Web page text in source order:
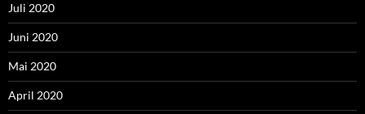
Juli 2020
Juni 2020
Mai 2020
April 2020